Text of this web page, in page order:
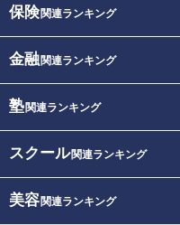
保険関連ランキング
金融関連ランキング
塾関連ランキング
スクール関連ランキング
美容関連ランキング